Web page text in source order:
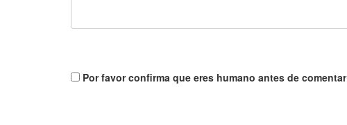
Por favor confirma que eres humano antes de comentar